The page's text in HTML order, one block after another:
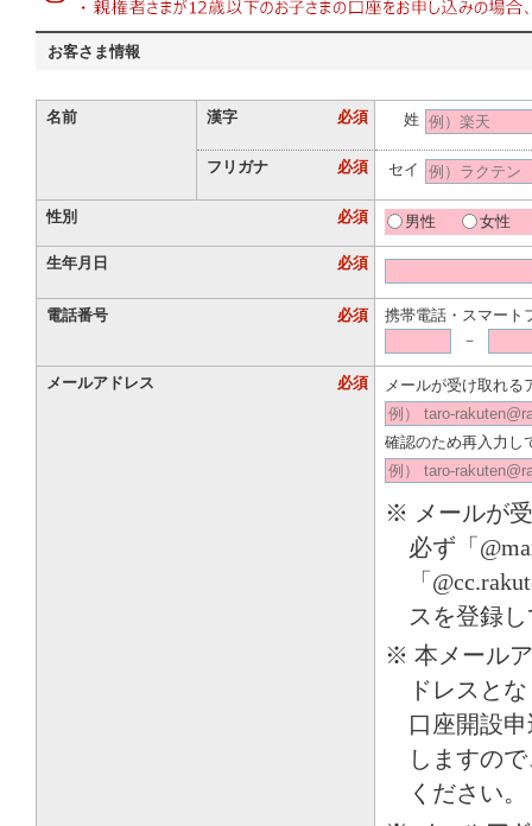
お客さま情報
名前 漢字 必須 姓
フリガナ 必須 セイ
性別 必須 男性 女性
生年月日 必須
電話番号 必須
携帯電話・スマート
－
メールアドレス 必須 メールが受け取れる
確認のため再入力し